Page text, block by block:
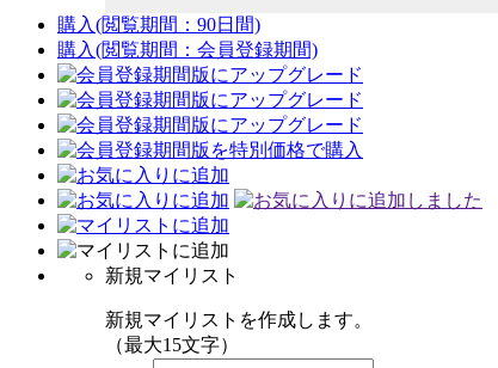
購入(閲覧期間：90日間)
購入(閲覧期間：会員登録期間)
新規マイリスト
新規マイリストを作成します。
（最大15文字）